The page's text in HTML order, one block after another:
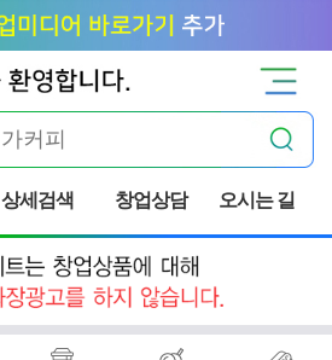
상세검색 창업상담 오시는 길